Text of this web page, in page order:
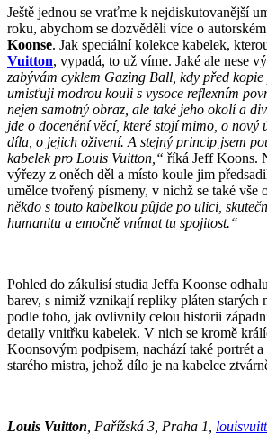
Ještě jednou se vraťme k nejdiskutovanější
roku, abychom se dozvěděli více o
Koonse. Jak speciální kolekce kabelek,
Vuitton, vypadá, to už víme. Jaké ale nese
zabývám cyklem Gazing Ball, kdy před
umisťuji modrou kouli s vysoce reflexním
nejen samotný obraz, ale také jeho okolí a
jde o docenění věcí, které stojí mimo, o nový
díla, o jejich oživení. A stejný princip jsem
kabelek pro Louis Vuitton,“ říká Jeff Koons.
výřezy z oněch děl a místo koule jim
umělce tvořený písmeny, v nichž se také vše
někdo s touto kabelkou půjde po ulici,
humanitu a emočně vnímat tu spojitost.“
Pohled do zákulisí studia Jeffa Koonse
barev, s nimiž vznikají repliky pláten starých
podle toho, jak ovlivnily celou historii
detaily vnitřku kabelek. V nich se kromě
Koonsovým podpisem, nachází také portrét
starého mistra, jehož dílo je na kabelce
Louis Vuitton , Pařížská 3, Praha 1,